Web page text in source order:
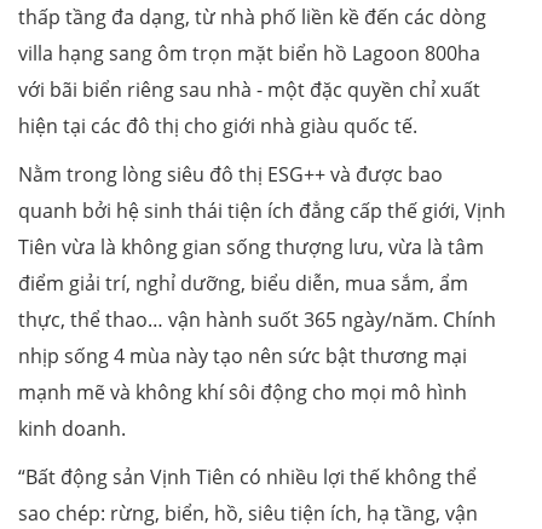
thấp tầng đa dạng, từ nhà phố liền kề đến các dòng
villa hạng sang ôm trọn mặt biển hồ Lagoon 800ha
với bãi biển riêng sau nhà - một đặc quyền chỉ xuất
hiện tại các đô thị cho giới nhà giàu quốc tế.
Nằm trong lòng siêu đô thị ESG++ và được bao
quanh bởi hệ sinh thái tiện ích đẳng cấp thế giới, Vịnh
Tiên vừa là không gian sống thượng lưu, vừa là tâm
điểm giải trí, nghỉ dưỡng, biểu diễn, mua sắm, ẩm
thực, thể thao… vận hành suốt 365 ngày/năm. Chính
nhịp sống 4 mùa này tạo nên sức bật thương mại
mạnh mẽ và không khí sôi động cho mọi mô hình
kinh doanh.
“Bất động sản Vịnh Tiên có nhiều lợi thế không thể
sao chép: rừng, biển, hồ, siêu tiện ích, hạ tầng, vận